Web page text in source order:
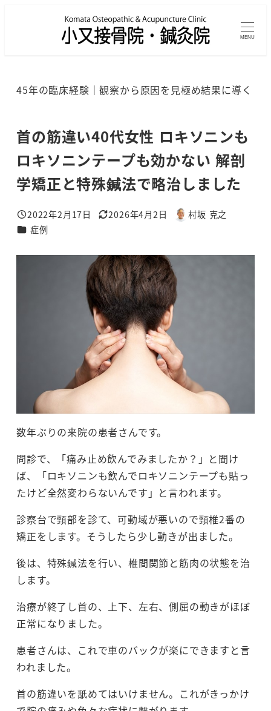
MENU
45年の臨床経験｜観察から原因を見極め結果に導く
首の筋違い40代女性 ロキソニンも
ロキソニンテープも効かない 解剖
学矯正と特殊鍼法で略治しました
投稿日
2022年2月17日
更新日
2026年4月2日
著
村坂 克之
カテゴリー
症例
数年ぶりの来院の患者さんです。
問診で、「痛み止め飲んでみましたか？」と聞け
ば、「ロキソニンも飲んでロキソニンテープも貼っ
たけど全然変わらないんです」と言われます。
診察台で頸部を診て、可動域が悪いので頸椎2番の
矯正をします。そうしたら少し動きが出ました。
後は、特殊鍼法を行い、椎間関節と筋肉の状態を治
します。
治療が終了し首の、上下、左右、側屈の動きがほぼ
正常になりました。
患者さんは、これで車のバックが楽にできますと言
われました。
首の筋違いを舐めてはいけません。これがきっかけ